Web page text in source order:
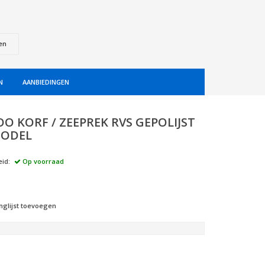
AANBIEDINGEN
KORF / ZEEPREK RVS GEPOLIJST
Op voorraad
toevoegen